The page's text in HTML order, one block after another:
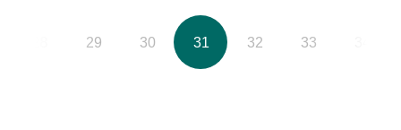
29 30 31 32 33